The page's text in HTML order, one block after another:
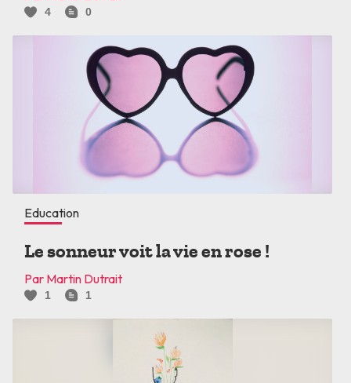
4 0
Education
Le sonneur voit la vie en rose !
Par Martin Dutrait
1 1